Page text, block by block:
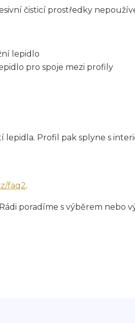
čisticí prostředky
lepidlo
pro spoje mezi profily
lepidla. Profil pak splyne s
faq2.
poradíme s výběrem nebo